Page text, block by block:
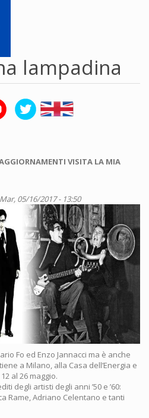
lampadina
VISITA LA MIA
05/16/2017 - 13:50
Fo ed Enzo Jannacci ma è anche
a Milano, alla Casa dell’Energia e
al 26 maggio.
degli artisti degli anni ’50 e ’60:
Rame, Adriano Celentano e tanti